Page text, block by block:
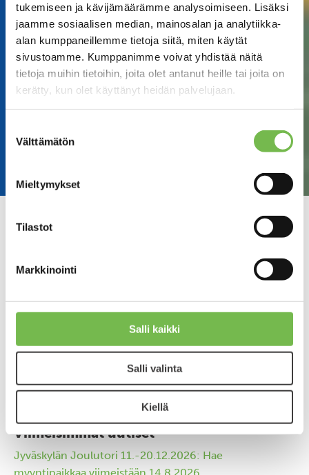
tukemiseen ja kävijämäärämme analysoimiseen. Lisäksi
jaamme sosiaalisen median, mainosalan ja analytiikka-
alan kumppaneillemme tietoja siitä, miten käytät
sivustoamme. Kumppanimme voivat yhdistää näitä
tietoja muihin tietoihin, joita olet antanut heille tai joita on
kerätty, kun olet käyttänyt heidän palvelujaan.
valinta
Välttämätön
Mieltymykset
Tilastot
Markkinointi
Salli kaikki
Salli valinta
Kiellä
P-Lyseo mukaan Jyväs-Parkin
2026
Julkaistu 07.07.2026
Viimeisimmät uutiset
Jyväskylän Joulutori 11.-20.12.2026: Hae
myyntipaikkaa viimeistään 14.8.2026